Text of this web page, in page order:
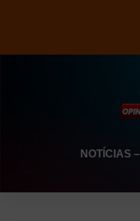
NOTÍCIAS–